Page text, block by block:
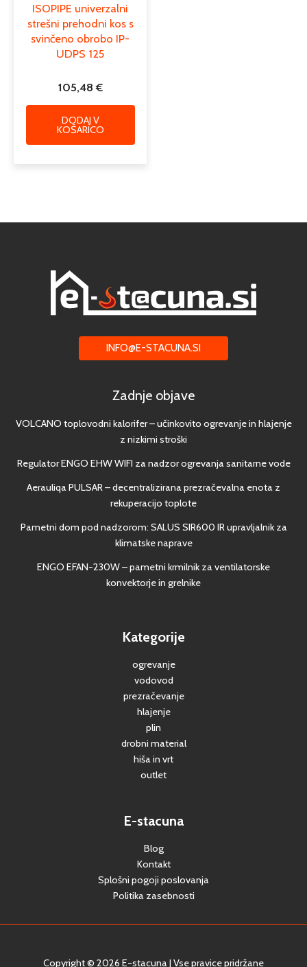
ISOPIPE univerzalni
strešni prehodni kos s
svinčeno obrobo IP-
UDPS 125
105,48€
DODAJ V
KOŠARICO
INFO@E-STACUNA.SI
Zadnje objave
VOLCANO toplovodni kalorifer – učinkovito ogrevanje in hlajenje
z nizkimi stroški
Regulator ENGO EHW WIFI za nadzor ogrevanja sanitarne vode
Aerauliqa PULSAR – decentralizirana prezračevalna enota z
rekuperacijo toplote
Pametni dom pod nadzorom: SALUS SIR600 IR upravljalnik za
klimatske naprave
ENGO EFAN-230W – pametni krmilnik za ventilatorske
konvektorje in grelnike
Kategorije
ogrevanje
vodovod
prezračevanje
hlajenje
plin
drobni material
hiša in vrt
outlet
E-stacuna
Blog
Kontakt
Splošni pogoji poslovanja
Politika zasebnosti
Copyright © 2026 E-stacuna | Vse pravice pridržane